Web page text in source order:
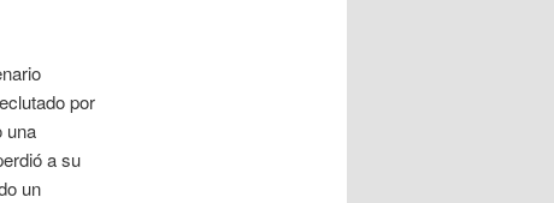
por
una
a su
un